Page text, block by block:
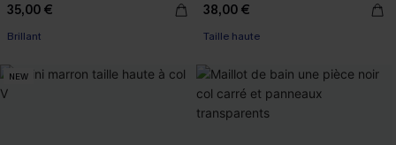
35,00 €
Brillant
38,00 €
Taille haute
NEW